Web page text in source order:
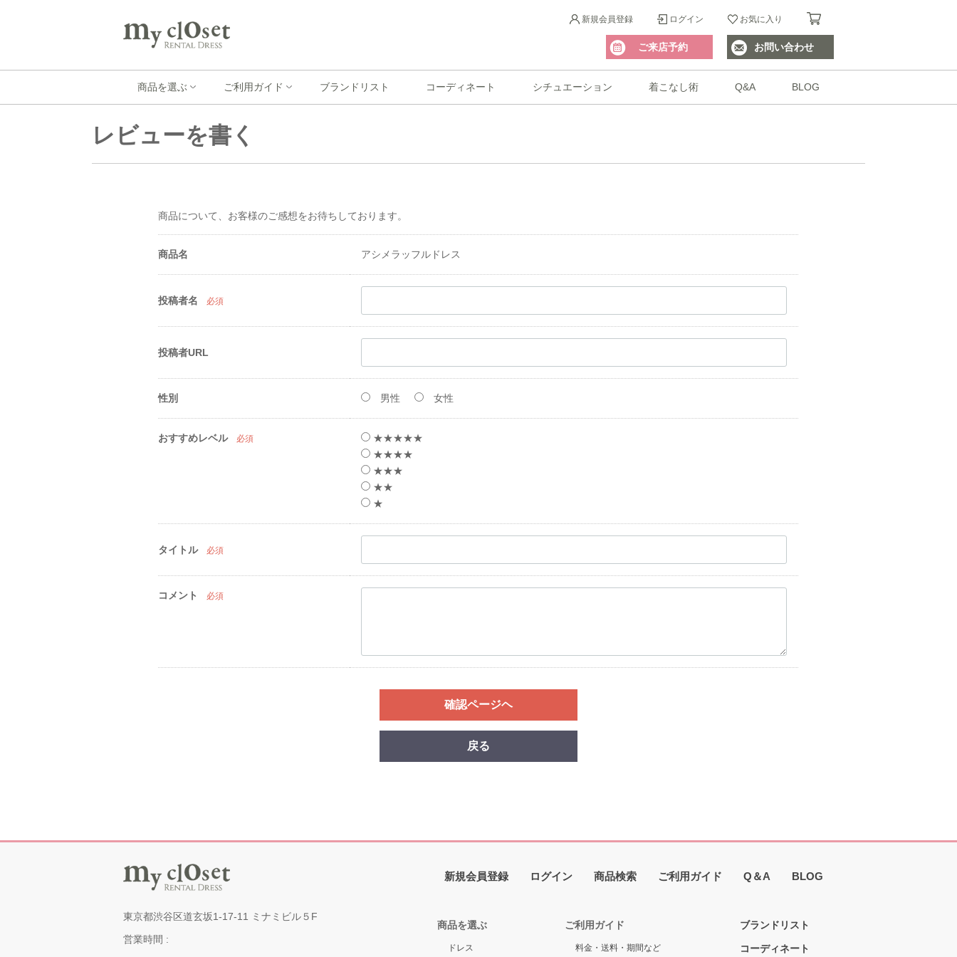
新規会員登録 ログイン お気に入り
ご来店予約 お問い合わせ
商品を選ぶ ご利用ガイド ブランドリスト コーディネート シチュエーション 着こなし術 Q&A BLOG
レビューを書く
商品について、お客様のご感想をお待ちしております。
商品名 アシメラッフルドレス
投稿者名 必須
投稿者URL
性別 男性 女性
おすすめレベル 必須
★★★★★
★★★★
★★★
★★
★
タイトル 必須
コメント 必須
確認ページヘ
戻る
東京都渋谷区道玄坂1-17-11 ミナミビル５F
営業時間 :
新規会員登録 ログイン 商品検索 ご利用ガイド Q＆A BLOG
商品を選ぶ
ドレス
ご利用ガイド
料金・送料・期間など
ブランドリスト
コーディネート